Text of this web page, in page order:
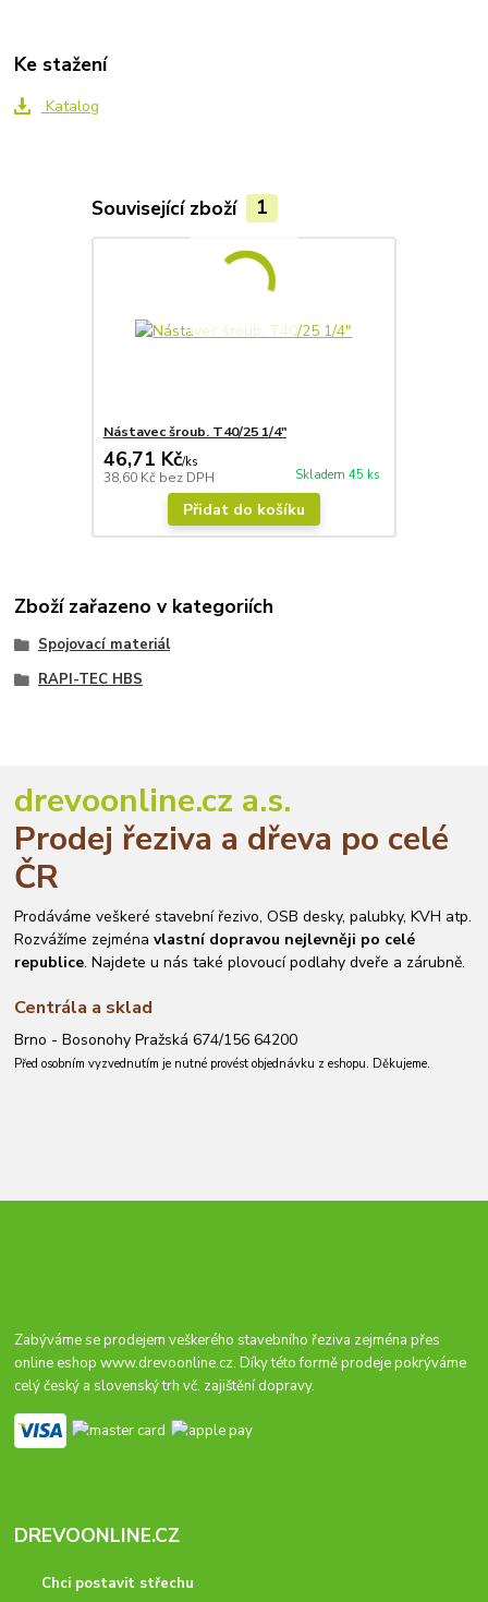
Ke stažení
Katalog
Související zboží 1
Nástavec šroub. T40/25 1/4"
46,71 Kč/ks
38,60 Kč bez DPH Skladem 45 ks
Přidat do košíku
Zboží zařazeno v kategoriích
Spojovací materiál
RAPI-TEC HBS
drevoonline.cz a.s.
Prodej řeziva a dřeva po celé
ČR
Prodáváme veškeré stavební řezivo, OSB desky, palubky, KVH atp.
Rozvážíme zejménavlastní dopravou nejlevněji po celé
republice. Najdete u nás také plovoucí podlahy dveře a zárubně.
Centrála a sklad
Brno - Bosonohy Pražská 674/156 64200
Před osobním vyzvednutím je nutné provést objednávku z eshopu. Děkujeme.
Zabýváme se prodejem veškerého stavebního řeziva zejména přes
online eshopwww.drevoonline.cz. Díky této formě prodeje pokrýváme
celý český a slovenský trh vč. zajištění dopravy.
DREVOONLINE.CZ
Chci postavit střechu